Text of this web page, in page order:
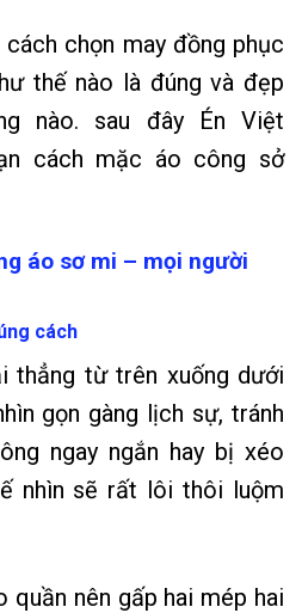
chọn may đồng phục
thế nào là đúng và đẹp
nào. sau đây Én Việt
cách mặc áo công sở
áo sơ mi – mọi người
cách
thẳng từ trên xuống dưới
gọn gàng lịch sự, tránh
ngay ngắn hay bị xéo
nhìn sẽ rất lôi thôi luộm
quần nên gấp hai mép hai